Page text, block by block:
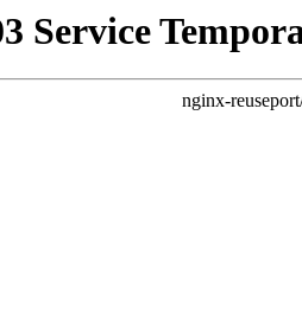
Service
nginx-